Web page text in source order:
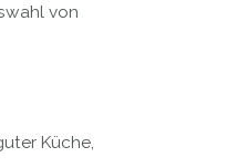
von
Küche,